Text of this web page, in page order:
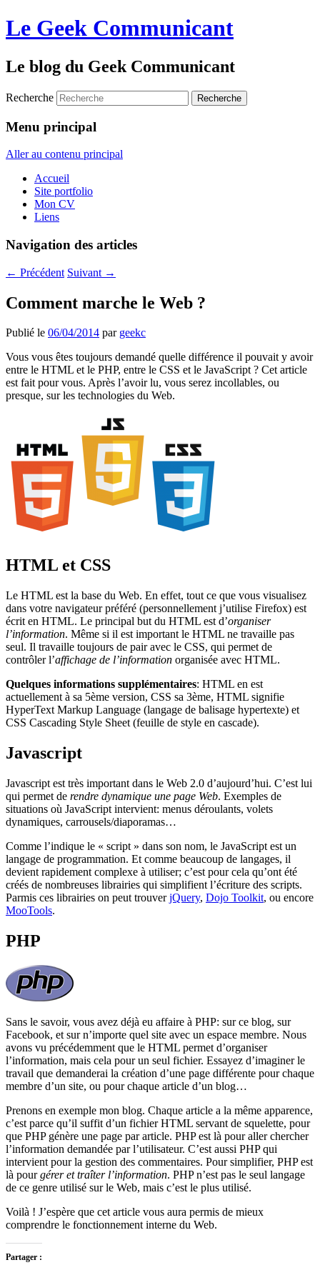
Le Geek Communicant
Le blog du Geek Communicant
Recherche
Menu principal
Aller au contenu principal
Accueil
Site portfolio
Mon CV
Liens
Navigation des articles
← Précédent Suivant →
Comment marche le Web ?
Publié le 06/04/2014 par geekc
Vous vous êtes toujours demandé quelle différence il pouvait y avoir
entre le HTML et le PHP, entre le CSS et le JavaScript ? Cet article
est fait pour vous. Après l’avoir lu, vous serez incollables, ou
presque, sur les technologies du Web.
HTML et CSS
Le HTML est la base du Web. En effet, tout ce que vous visualisez
dans votre navigateur préféré (personnellement j’utilise Firefox) est
écrit en HTML. Le principal but du HTML est d’organiser
l’information. Même si il est important le HTML ne travaille pas
seul. Il travaille toujours de pair avec le CSS, qui permet de
contrôler l’affichage de l’information organisée avec HTML.
Quelques informations supplémentaires: HTML en est
actuellement à sa 5ème version, CSS sa 3ème, HTML signifie
HyperText Markup Language (langage de balisage hypertexte) et
CSS Cascading Style Sheet (feuille de style en cascade).
Javascript
Javascript est très important dans le Web 2.0 d’aujourd’hui. C’est lui
qui permet de rendre dynamique une page Web. Exemples de
situations où JavaScript intervient: menus déroulants, volets
dynamiques, carrousels/diaporamas…
Comme l’indique le « script » dans son nom, le JavaScript est un
langage de programmation. Et comme beaucoup de langages, il
devient rapidement complexe à utiliser; c’est pour cela qu’ont été
créés de nombreuses librairies qui simplifient l’écriture des scripts.
Parmis ces librairies on peut trouverjQuery, Dojo Toolkit, ou encore
MooTools.
PHP
Sans le savoir, vous avez déjà eu affaire à PHP: sur ce blog, sur
Facebook, et sur n’importe quel site avec un espace membre. Nous
avons vu précédemment que le HTML permet d’organiser
l’information, mais cela pour un seul fichier. Essayez d’imaginer le
travail que demanderai la création d’une page différente pour chaque
membre d’un site, ou pour chaque article d’un blog…
Prenons en exemple mon blog. Chaque article a la même apparence,
c’est parce qu’il suffit d’un fichier HTML servant de squelette, pour
que PHP génère une page par article. PHP est là pour aller chercher
l’information demandée par l’utilisateur. C’est aussi PHP qui
intervient pour la gestion des commentaires. Pour simplifier, PHP est
là pourgérer et traîter l’information. PHP n’est pas le seul langage
de ce genre utilisé sur le Web, mais c’est le plus utilisé.
Voilà ! J’espère que cet article vous aura permis de mieux
comprendre le fonctionnement interne du Web.
Partager :